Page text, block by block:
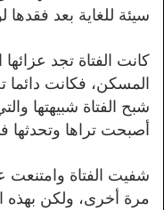
سيئة للغاية بعد فقدها
كانت الفتاة تجد
المسكن، فكانت
شبح الفتاة شبيهتها
أصبحت تراها وتحدثها
شفيت الفتاة وامتنعت
مرة أخرى، ولكن بهذه